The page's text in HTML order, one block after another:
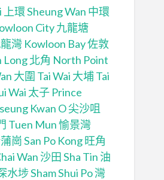
上環 Sheung Wan 中環
City 九龍塘
灣 Kowloon Bay佐敦
Long 北角 North Point
大圍 Tai Wai 大埔 Tai
Wai 太子 Prince
Kwan O 尖沙咀
Tuen Mun愉景灣
崗 San Po Kong 旺角
Wan沙田 Sha Tin 油
水埗 Sham Shui Po灣